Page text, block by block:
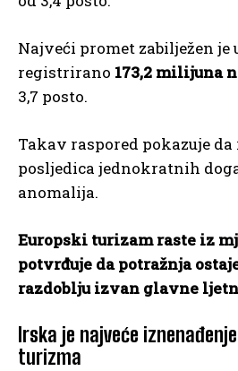
Najveći promet zabilježen je
registrirano 173,2 milijuna
3,7 posto.
Takav raspored pokazuje
posljedica jednokratnih
anomalija.
Europski turizam raste iz
potvrđuje da potražnja
razdoblju izvan glavne
Irska je najveće
turizma